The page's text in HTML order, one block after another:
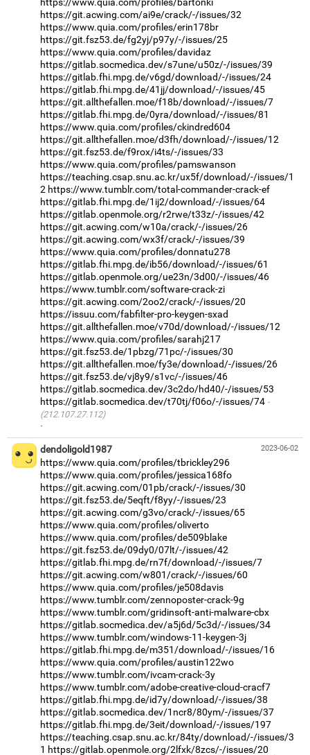
https://git.acwing.com/ai9e/crack/-/issues/32
https://www.quia.com/profiles/erin178br
https://git.fsz53.de/fg2yj/p97y/-/issues/25
https://www.quia.com/profiles/davidaz
https://gitlab.socmedica.dev/s7une/u50z/-/issues/39
https://gitlab.fhi.mpg.de/v6gd/download/-/issues/24
https://gitlab.fhi.mpg.de/41jj/download/-/issues/45
https://git.allthefallen.moe/f18b/download/-/issues/7
https://gitlab.fhi.mpg.de/0yra/download/-/issues/81
https://www.quia.com/profiles/ckindred604
https://git.allthefallen.moe/d3fh/download/-/issues/12
https://git.fsz53.de/f9rox/i4ts/-/issues/33
https://www.quia.com/profiles/pamswanson
https://teaching.csap.snu.ac.kr/ux5f/download/-/issues/1
2 https://www.tumblr.com/total-commander-crack-ef
https://gitlab.fhi.mpg.de/1ij2/download/-/issues/64
https://gitlab.openmole.org/r2rwe/t33z/-/issues/42
https://git.acwing.com/w10a/crack/-/issues/26
https://git.acwing.com/wx3f/crack/-/issues/39
https://www.quia.com/profiles/donnatu278
https://gitlab.fhi.mpg.de/ib56/download/-/issues/61
https://gitlab.openmole.org/ue23n/3d00/-/issues/46
https://www.tumblr.com/software-crack-zi
https://git.acwing.com/2oo2/crack/-/issues/20
https://issuu.com/fabfilter-pro-keygen-sxad
https://git.allthefallen.moe/v70d/download/-/issues/12
https://www.quia.com/profiles/sarahj217
https://git.fsz53.de/1pbzg/71pc/-/issues/30
https://git.allthefallen.moe/fy3e/download/-/issues/26
https://git.fsz53.de/vj8y9/s1vc/-/issues/46
https://gitlab.socmedica.dev/3c2do/hd40/-/issues/53
https://gitlab.socmedica.dev/t70tj/f06o/-/issues/74
(212.107.27.112)
·
2023-06-02
dendoligold1987
https://www.quia.com/profiles/tbrickley296
https://www.quia.com/profiles/jessica168fo
https://git.acwing.com/01pb/crack/-/issues/30
https://git.fsz53.de/5eqft/f8yy/-/issues/23
https://git.acwing.com/g3vo/crack/-/issues/65
https://www.quia.com/profiles/oliverto
https://www.quia.com/profiles/de509blake
https://git.fsz53.de/09dy0/07lt/-/issues/42
https://gitlab.fhi.mpg.de/rn7f/download/-/issues/7
https://git.acwing.com/w801/crack/-/issues/60
https://www.quia.com/profiles/je508davis
https://www.tumblr.com/zennoposter-crack-9g
https://www.tumblr.com/gridinsoft-anti-malware-cbx
https://gitlab.socmedica.dev/a5j6d/5c3d/-/issues/34
https://www.tumblr.com/windows-11-keygen-3j
https://gitlab.fhi.mpg.de/m351/download/-/issues/16
https://www.quia.com/profiles/austin122wo
https://www.tumblr.com/ivcam-crack-3y
https://www.tumblr.com/adobe-creative-cloud-cracf7
https://gitlab.fhi.mpg.de/id7y/download/-/issues/38
https://gitlab.socmedica.dev/1ncr8/80ym/-/issues/37
https://gitlab.fhi.mpg.de/3eit/download/-/issues/197
https://teaching.csap.snu.ac.kr/84ty/download/-/issues/3
1 https://gitlab.openmole.org/2lfxk/8zcs/-/issues/20